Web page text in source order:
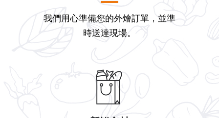
我們用心準備您的外燴訂單，並準
時送達現場。